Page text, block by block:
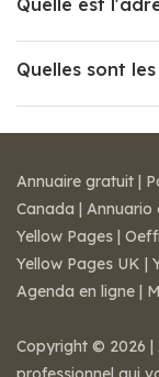
Quelle est
Quelles sont
Annuaire gratuit |
Canada | Annuario
Yellow Pages |
Yellow Pages UK |
Agenda en ligne |
Copyright © 2026 |